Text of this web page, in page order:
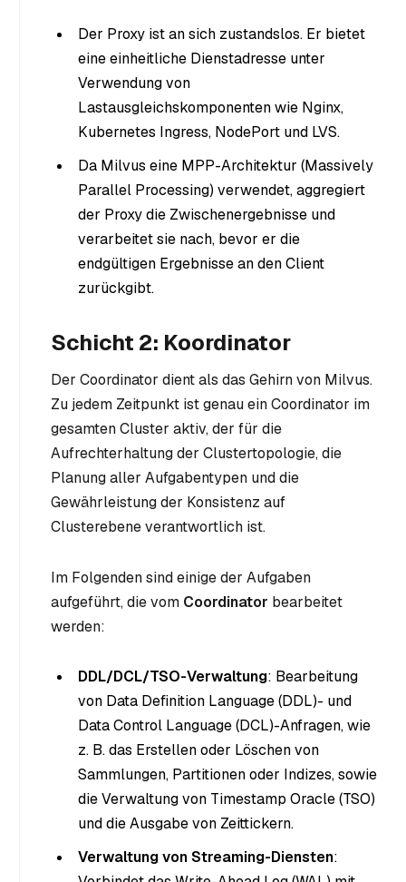
Der Proxy ist an sich zustandslos. Er bietet
eine einheitliche Dienstadresse unter
Verwendung von
Lastausgleichskomponenten wie Nginx,
Kubernetes Ingress, NodePort und LVS.
Da Milvus eine MPP-Architektur (Massively
Parallel Processing) verwendet, aggregiert
der Proxy die Zwischenergebnisse und
verarbeitet sie nach, bevor er die
endgültigen Ergebnisse an den Client
zurückgibt.
Schicht 2: Koordinator
Der Coordinator dient als das Gehirn von Milvus.
Zu jedem Zeitpunkt ist genau ein Coordinator im
gesamten Cluster aktiv, der für die
Aufrechterhaltung der Clustertopologie, die
Planung aller Aufgabentypen und die
Gewährleistung der Konsistenz auf
Clusterebene verantwortlich ist.
Im Folgenden sind einige der Aufgaben
aufgeführt, die vom Coordinator bearbeitet
werden:
DDL/DCL/TSO-Verwaltung: Bearbeitung
von Data Definition Language (DDL)- und
Data Control Language (DCL)-Anfragen, wie
z. B. das Erstellen oder Löschen von
Sammlungen, Partitionen oder Indizes, sowie
die Verwaltung von Timestamp Oracle (TSO)
und die Ausgabe von Zeittickern.
Verwaltung von Streaming-Diensten: